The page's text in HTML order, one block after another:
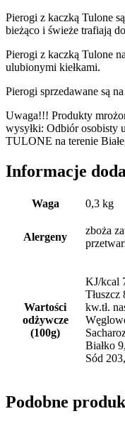
Pierogi z kaczką Tulone
bieżąco i świeże trafiają
Pierogi z kaczką Tulone
ulubionymi kiełkami.
Pierogi sprzedawane są
Uwaga!!! Produkty
wysyłki: Odbiór osobisty
TULONE na terenie
Informacje
Waga 0,3 kg
Alergeny
zboża
Wartości
odżywcze
(100g)
KJ/kcal
Tłuszcz
kw.tł.
Białko
Sód
Podobne